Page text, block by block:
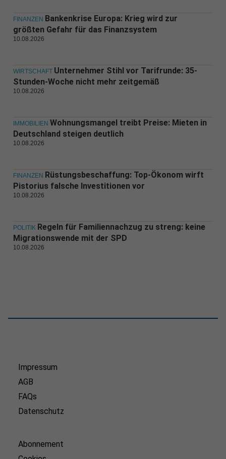
FINANZEN Bankenkrise Europa: Krieg wird zur
größten Gefahr für das Finanzsystem
10.08.2026
WIRTSCHAFT Unternehmer Stihl vor Tarifrunde: 35-
Stunden-Woche nicht mehr zeitgemäß
10.08.2026
IMMOBILIEN Wohnungsmangel treibt Preise: Mieten in
Deutschland steigen deutlich
10.08.2026
FINANZEN Rüstungsbeschaffung: Top-Ökonom wirft
Pistorius falsche Investitionen vor
10.08.2026
POLITIK Regeln für Familiennachzug zu streng: keine
Migrationswende mit der SPD
10.08.2026
Impressum
AGB
FAQs
Datenschutz
Abonnement